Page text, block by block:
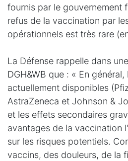
fournis par le gouvernement
refus de la vaccination par
opérationnels est très rare
La Défense rappelle dans
DGH&WB que : « En
actuellement disponibles
AstraZeneca et Johnson &
et les effets secondaires
avantages de la vaccination
sur les risques potentiels.
vaccins, des douleurs, de la